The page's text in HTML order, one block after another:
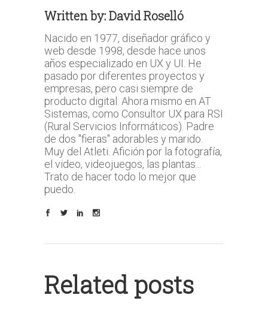
Written by:David Roselló
Nacido en 1977, diseñador gráfico y
web desde 1998, desde hace unos
años especializado en UX y UI. He
pasado por diferentes proyectos y
empresas, pero casi siempre de
producto digital. Ahora mismo en AT
Sistemas, como Consultor UX para RSI
(Rural Servicios Informáticos). Padre
de dos "fieras" adorables y marido.
Muy del Atleti. Afición por la fotografía,
el video, videojuegos, las plantas...
Trato de hacer todo lo mejor que
puedo.
Related posts